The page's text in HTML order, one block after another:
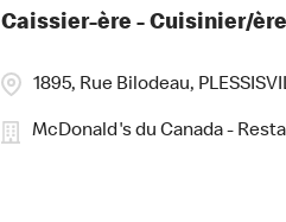
Caissier-ère - Cuisinier/
1895, Rue Bilodeau,
McDonald's du Canada -